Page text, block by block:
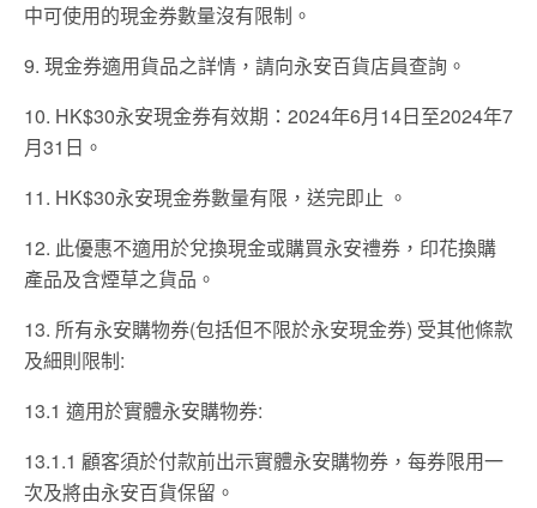
中可使用的現金券數量沒有限制。
9. 現金券適用貨品之詳情，請向永安百貨店員查詢。
10. HK$30永安現金券有效期：2024年6月14日至2024年7
月31日。
11. HK$30永安現金券數量有限，送完即止 。
12. 此優惠不適用於兌換現金或購買永安禮券，印花換購
產品及含煙草之貨品。
13. 所有永安購物券(包括但不限於永安現金券) 受其他條款
及細則限制:
13.1 適用於實體永安購物券:
13.1.1 顧客須於付款前出示實體永安購物券，每券限用一
次及將由永安百貨保留。